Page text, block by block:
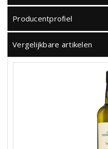
Producentprofiel
Vergelijkbare artikelen